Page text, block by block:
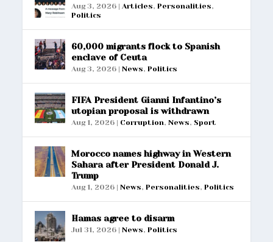
Aug 3, 2026 |Articles,Personalities,
Politics
60,000 migrants flock to Spanish
enclave of Ceuta
Aug 3, 2026 |News,Politics
FIFA President Gianni Infantino’s
utopian proposal is withdrawn
Aug 1, 2026 | Corruption,News, Sport
Morocco names highway in Western
Sahara after President Donald J.
Trump
Aug 1, 2026 |News,Personalities,Politics
Hamas agree to disarm
Jul 31, 2026 |News,Politics